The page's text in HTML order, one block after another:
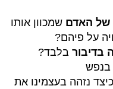
של האדם שמכוון אותו
על פיהם?
בדיבור בלבד?
בנפש
כיצד נזהה בעצמינו את